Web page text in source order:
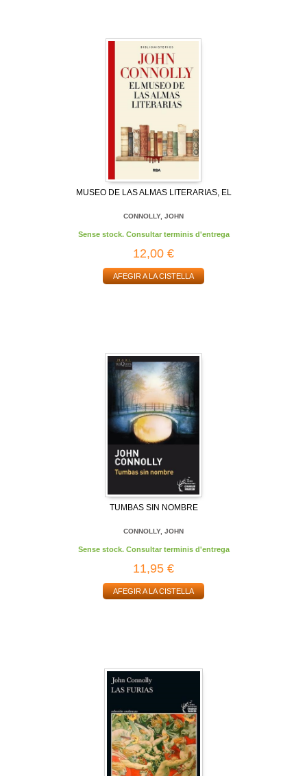
MUSEO DE LAS ALMAS LITERARIAS, EL
CONNOLLY, JOHN
Sense stock. Consultar terminis d'entrega
12,00 €
AFEGIR A LA CISTELLA
TUMBAS SIN NOMBRE
CONNOLLY, JOHN
Sense stock. Consultar terminis d'entrega
11,95 €
AFEGIR A LA CISTELLA